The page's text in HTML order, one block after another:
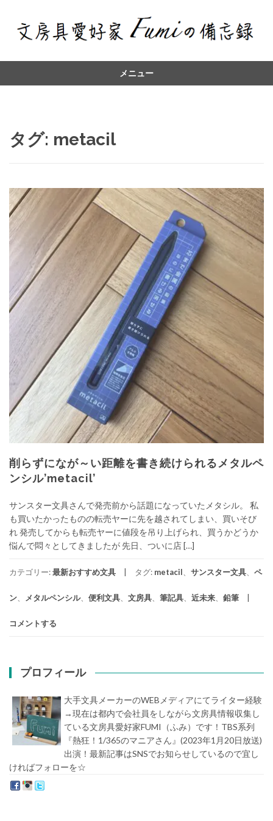
メニュー
タグ: metacil
削らずになが～い距離を書き続けられるメタルペ
ンシル’metacil’
サンスター文具さんで発売前から話題になっていたメタシル。 私
も買いたかったものの転売ヤーに先を越されてしまい、買いそび
れ 発売してからも転売ヤーに値段を吊り上げられ、買うかどうか
悩んで悶々としてきましたが 先日、ついに店 […]
カテゴリー:最新おすすめ文具 タグ: metacil、 サンスター文具、 ペ
ン、 メタルペンシル、 便利文具、 文房具、 筆記具、 近未来、 鉛筆
コメントする
プロフィール
大手文具メーカーのWEBメディアにてライター経験
→現在は都内で会社員をしながら文房具情報収集し
ている文房具愛好家FUMI（ふみ）です！TBS系列
『熱狂！1/365のマニアさん』(2023年1月20日放送)
出演！最新記事はSNSでお知らせしているので宜し
ければフォローを☆